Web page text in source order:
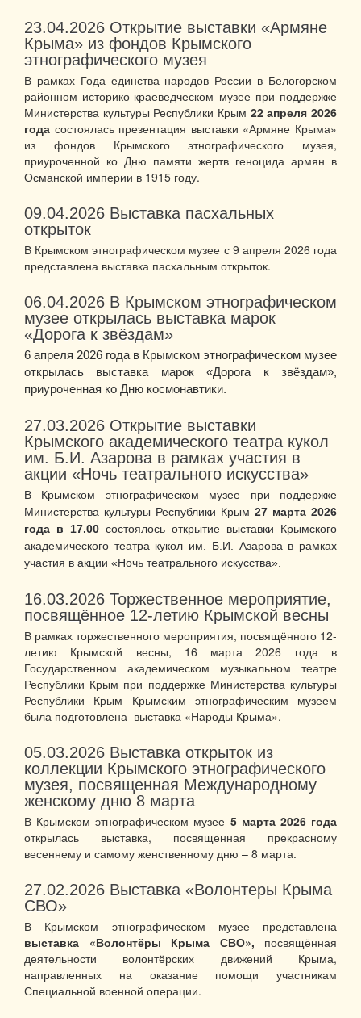
23.04.2026 Открытие выставки «Армяне
Крыма» из фондов Крымского
этнографического музея
В рамках Года единства народов России в Белогорском
районном историко-краеведческом музее при поддержке
Министерства культуры Республики Крым 22 апреля 2026
года состоялась презентация выставки «Армяне Крыма»
из фондов Крымского этнографического музея,
приуроченной ко Дню памяти жертв геноцида армян в
Османской империи в 1915 году.
09.04.2026 Выставка пасхальных
открыток
В Крымском этнографическом музее с 9 апреля 2026 года
представлена выставка пасхальным открыток.
06.04.2026 В Крымском этнографическом
музее открылась выставка марок
«Дорога к звёздам»
6 апреля 2026 года в Крымском этнографическом музее
открылась выставка марок «Дорога к звёздам»,
приуроченная ко Дню космонавтики.
27.03.2026 Открытие выставки
Крымского академического театра кукол
им. Б.И. Азарова в рамках участия в
акции «Ночь театрального искусства»
В Крымском этнографическом музее при поддержке
Министерства культуры Республики Крым 27 марта 2026
года в 17.00 состоялось открытие выставки Крымского
академического театра кукол им. Б.И. Азарова в рамках
участия в акции «Ночь театрального искусства».
16.03.2026 Торжественное мероприятие,
посвящённое 12-летию Крымской весны
В рамках торжественного мероприятия, посвящённого 12-
летию Крымской весны, 16 марта 2026 года в
Государственном академическом музыкальном театре
Республики Крым при поддержке Министерства культуры
Республики Крым Крымским этнографическим музеем
была подготовлена выставка «Народы Крыма».
05.03.2026 Выставка открыток из
коллекции Крымского этнографического
музея, посвященная Международному
женскому дню 8 марта
В Крымском этнографическом музее 5 марта 2026 года
открылась выставка, посвященная прекрасному
весеннему и самому женственному дню – 8 марта.
27.02.2026 Выставка «Волонтеры Крыма
СВО»
В Крымском этнографическом музее представлена
выставка «Волонтёры Крыма СВО», посвящённая
деятельности волонтёрских движений Крыма,
направленных на оказание помощи участникам
Специальной военной операции.